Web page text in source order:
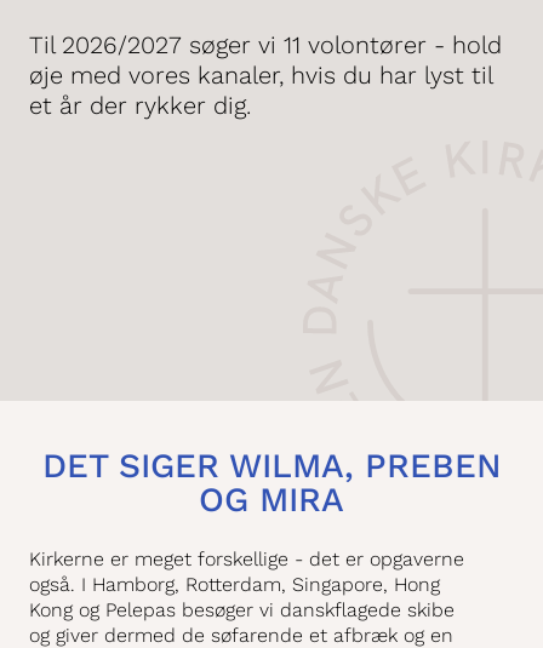
Til 2026/2027 søger vi 11 volontører - hold
øje med vores kanaler, hvis du har lyst til
et år der rykker dig.
DET SIGER WILMA, PREBEN
OG MIRA
Kirkerne er meget forskellige - det er opgaverne
også. I Hamborg, Rotterdam, Singapore, Hong
Kong og Pelepas besøger vi danskflagede skibe
og giver dermed de søfarende et afbræk og en